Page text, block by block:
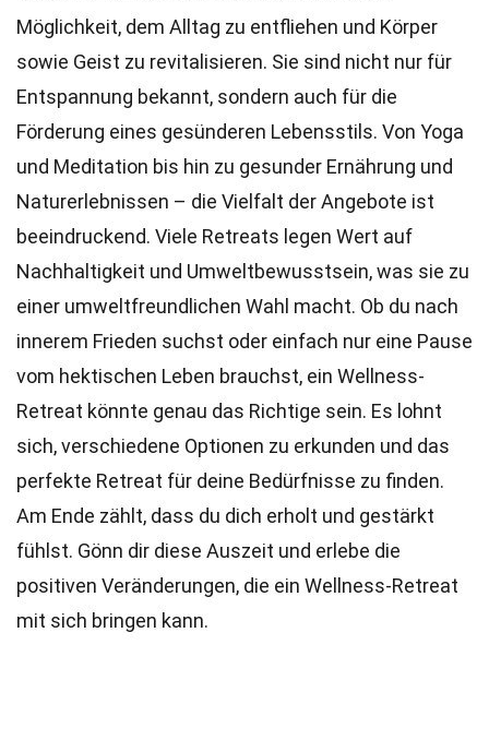
Möglichkeit, dem Alltag zu entfliehen und Körper
sowie Geist zu revitalisieren. Sie sind nicht nur für
Entspannung bekannt, sondern auch für die
Förderung eines gesünderen Lebensstils. Von Yoga
und Meditation bis hin zu gesunder Ernährung und
Naturerlebnissen – die Vielfalt der Angebote ist
beeindruckend. Viele Retreats legen Wert auf
Nachhaltigkeit und Umweltbewusstsein, was sie zu
einer umweltfreundlichen Wahl macht. Ob du nach
innerem Frieden suchst oder einfach nur eine Pause
vom hektischen Leben brauchst, ein Wellness-
Retreat könnte genau das Richtige sein. Es lohnt
sich, verschiedene Optionen zu erkunden und das
perfekte Retreat für deine Bedürfnisse zu finden.
Am Ende zählt, dass du dich erholt und gestärkt
fühlst. Gönn dir diese Auszeit und erlebe die
positiven Veränderungen, die ein Wellness-Retreat
mit sich bringen kann.